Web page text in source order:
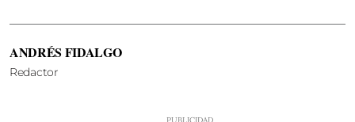
ANDRÉS FIDALGO
Redactor